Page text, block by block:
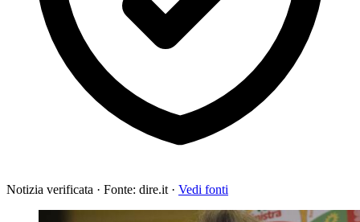
Notizia verificata · Fonte: dire.it · Vedi fonti